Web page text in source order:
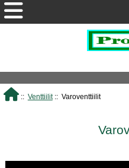
:: Venttiilit:: Varoventtiilit